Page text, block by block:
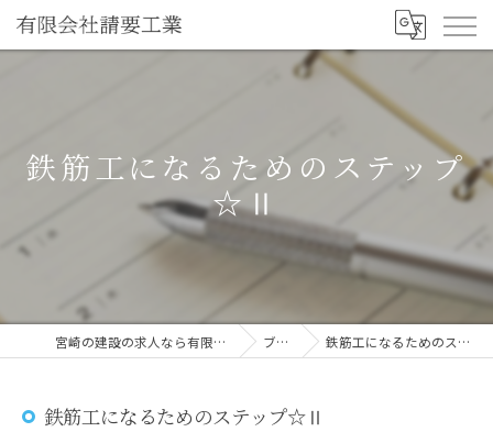
鉄筋工になるためのステップ
☆Ⅱ
宮崎の建設の求人なら有限会社請要工業 ブログ 鉄筋工になるためのステップ☆Ⅱ
鉄筋工になるためのステップ☆Ⅱ